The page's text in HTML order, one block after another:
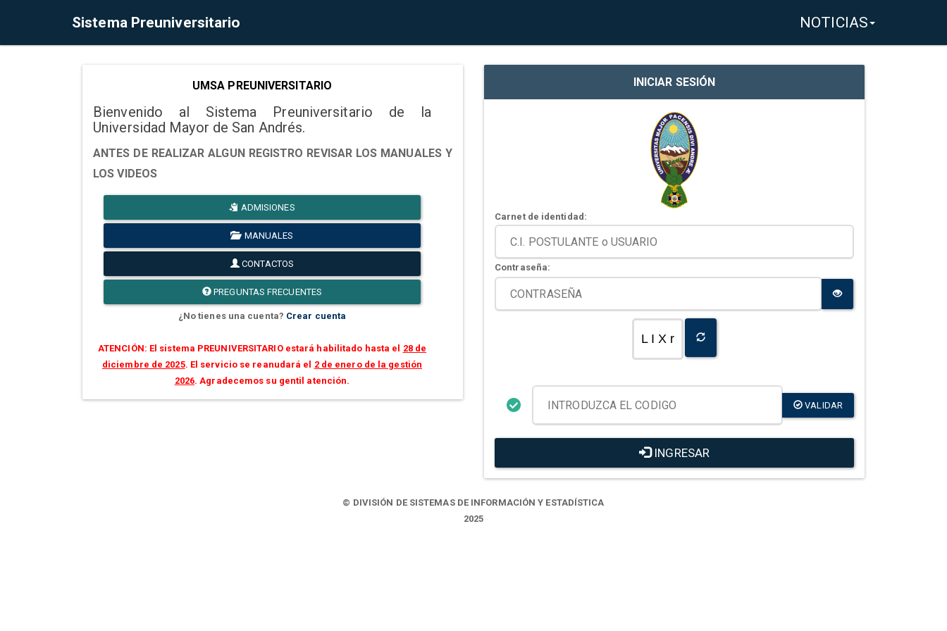
Sistema Preuniversitario NOTICIAS
UMSA PREUNIVERSITARIO
Bienvenido al Sistema Preuniversitario de la
Universidad Mayor de San Andrés.
ANTES DE REALIZAR ALGUN REGISTRO REVISAR LOS MANUALES Y
LOS VIDEOS
ADMISIONES
MANUALES
CONTACTOS
PREGUNTAS FRECUENTES
¿No tienes una cuenta? Crear cuenta
ATENCIÓN: El sistema PREUNIVERSITARIO estará habilitado hasta el 28 de
diciembre de 2025. El servicio se reanudará el 2 de enero de la gestión
2026. Agradecemos su gentil atención.
INICIAR SESIÓN
Carnet de identidad:
Contraseña:
L I X r
VALIDAR
INGRESAR
© DIVISIÓN DE SISTEMAS DE INFORMACIÓN Y ESTADÍSTICA
2025